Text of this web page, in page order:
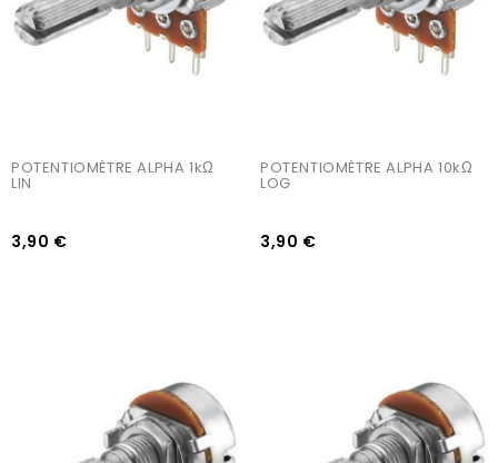
POTENTIOMÈTRE ALPHA 1kΩ
LIN
3,90 €
POTENTIOMÈTRE ALPHA 10kΩ
LOG
3,90 €